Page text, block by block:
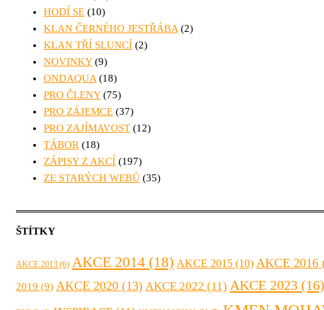
HODÍ SE (10)
KLAN ČERNÉHO JESTŘÁBA (2)
KLAN TŘÍ SLUNCÍ (2)
NOVINKY(9)
ONDAQUA (18)
PRO ČLENY(75)
PRO ZÁJEMCE (37)
PRO ZAJÍMAVOST (12)
TÁBOR (18)
ZÁPISY Z AKCÍ (197)
ZE STARÝCH WEBŮ (35)
ŠTÍTKY
AKCE 2013 (6) AKCE 2014 (18) AKCE 2015 (10) AKCE 2016
2019 (9) AKCE 2020 (13) AKCE 2022 (11) AKCE 2023 (16)